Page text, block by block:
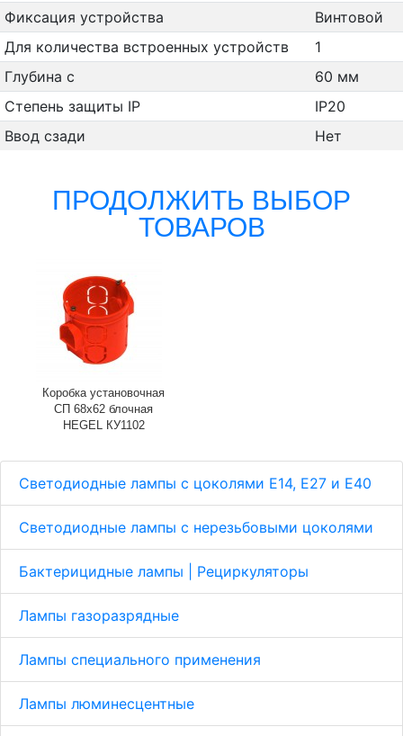
Светодиодные лампы с цоколями Е14, E27 и E40
Светодиодные лампы с нерезьбовыми цоколями
Бактерицидные лампы | Рециркуляторы
Лампы газоразрядные
Лампы специального применения
Лампы люминесцентные
Фиксация устройства
Винтовой
Для количества встроенных устройств
1
Глубина с
60 мм
Степень защиты IP
IP20
Ввод сзади
Нет
ПРОДОЛЖИТЬ ВЫБОР
ТОВАРОВ
Коробка установочная
СП 68х62 блочная
HEGEL КУ1102